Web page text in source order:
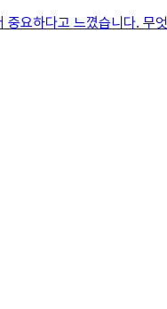
요하다고 느꼈습니다. 무